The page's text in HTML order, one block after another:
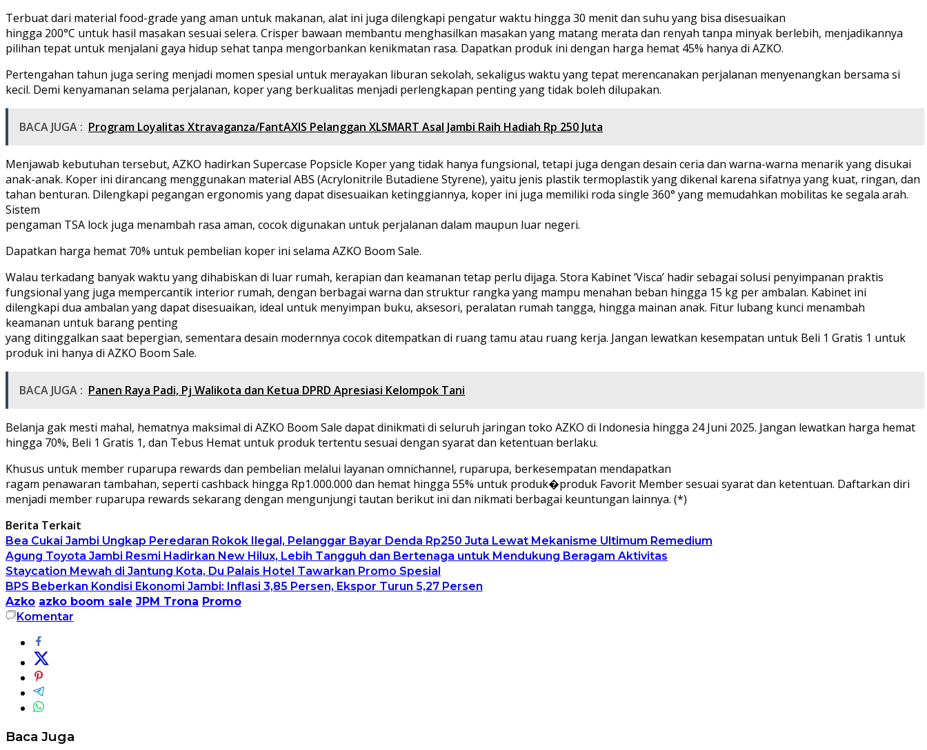
Terbuat dari material food-grade yang aman untuk makanan, alat ini juga dilengkapi pengatur waktu hingga 30 menit dan suhu yang bisa disesuaikan
hingga 200°C untuk hasil masakan sesuai selera. Crisper bawaan membantu menghasilkan masakan yang matang merata dan renyah tanpa minyak berlebih, menjadikannya
pilihan tepat untuk menjalani gaya hidup sehat tanpa mengorbankan kenikmatan rasa. Dapatkan produk ini dengan harga hemat 45% hanya di AZKO.
Pertengahan tahun juga sering menjadi momen spesial untuk merayakan liburan sekolah, sekaligus waktu yang tepat merencanakan perjalanan menyenangkan bersama si
kecil. Demi kenyamanan selama perjalanan, koper yang berkualitas menjadi perlengkapan penting yang tidak boleh dilupakan.
BACA JUGA : Program Loyalitas Xtravaganza/FantAXIS Pelanggan XLSMART Asal Jambi Raih Hadiah Rp 250 Juta
Menjawab kebutuhan tersebut, AZKO hadirkan Supercase Popsicle Koper yang tidak hanya fungsional, tetapi juga dengan desain ceria dan warna-warna menarik yang disukai
anak-anak. Koper ini dirancang menggunakan material ABS (Acrylonitrile Butadiene Styrene), yaitu jenis plastik termoplastik yang dikenal karena sifatnya yang kuat, ringan, dan
tahan benturan. Dilengkapi pegangan ergonomis yang dapat disesuaikan ketinggiannya, koper ini juga memiliki roda single 360° yang memudahkan mobilitas ke segala arah.
Sistem
pengaman TSA lock juga menambah rasa aman, cocok digunakan untuk perjalanan dalam maupun luar negeri.
Dapatkan harga hemat 70% untuk pembelian koper ini selama AZKO Boom Sale.
Walau terkadang banyak waktu yang dihabiskan di luar rumah, kerapian dan keamanan tetap perlu dijaga. Stora Kabinet ‘Visca’ hadir sebagai solusi penyimpanan praktis
fungsional yang juga mempercantik interior rumah, dengan berbagai warna dan struktur rangka yang mampu menahan beban hingga 15 kg per ambalan. Kabinet ini
dilengkapi dua ambalan yang dapat disesuaikan, ideal untuk menyimpan buku, aksesori, peralatan rumah tangga, hingga mainan anak. Fitur lubang kunci menambah
keamanan untuk barang penting
yang ditinggalkan saat bepergian, sementara desain modernnya cocok ditempatkan di ruang tamu atau ruang kerja. Jangan lewatkan kesempatan untuk Beli 1 Gratis 1 untuk
produk ini hanya di AZKO Boom Sale.
BACA JUGA : Panen Raya Padi, Pj Walikota dan Ketua DPRD Apresiasi Kelompok Tani
Belanja gak mesti mahal, hematnya maksimal di AZKO Boom Sale dapat dinikmati di seluruh jaringan toko AZKO di Indonesia hingga 24 Juni 2025. Jangan lewatkan harga hemat
hingga 70%, Beli 1 Gratis 1, dan Tebus Hemat untuk produk tertentu sesuai dengan syarat dan ketentuan berlaku.
Khusus untuk member ruparupa rewards dan pembelian melalui layanan omnichannel, ruparupa, berkesempatan mendapatkan
ragam penawaran tambahan, seperti cashback hingga Rp1.000.000 dan hemat hingga 55% untuk produk�produk Favorit Member sesuai syarat dan ketentuan. Daftarkan diri
menjadi member ruparupa rewards sekarang dengan mengunjungi tautan berikut ini dan nikmati berbagai keuntungan lainnya. (*)
Berita Terkait
Bea Cukai Jambi Ungkap Peredaran Rokok Ilegal, Pelanggar Bayar Denda Rp250 Juta Lewat Mekanisme Ultimum Remedium
Agung Toyota Jambi Resmi Hadirkan New Hilux, Lebih Tangguh dan Bertenaga untuk Mendukung Beragam Aktivitas
Staycation Mewah di Jantung Kota, Du Palais Hotel Tawarkan Promo Spesial
BPS Beberkan Kondisi Ekonomi Jambi: Inflasi 3,85 Persen, Ekspor Turun 5,27 Persen
Azko azko boom sale JPM Trona Promo
Komentar
Baca Juga